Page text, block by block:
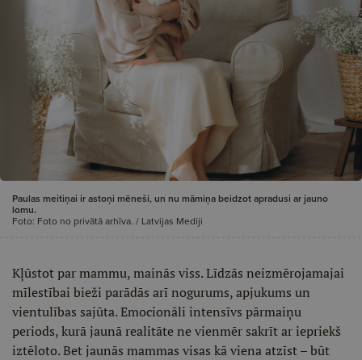
Paulas meitiņai ir astoņi mēneši, un nu māmiņa beidzot apradusi ar jauno
lomu.
Foto: Foto no privātā arhīva. / Latvijas Mediji
Kļūstot par mammu, mainās viss. Līdzās neizmērojamajai
mīlestībai bieži parādās arī nogurums, apjukums un
vientulības sajūta. Emocionāli intensīvs pārmaiņu
periods, kurā jaunā realitāte ne vienmēr sakrīt ar iepriekš
iztēloto. Bet jaunās mammas visas kā viena atzīst – būt